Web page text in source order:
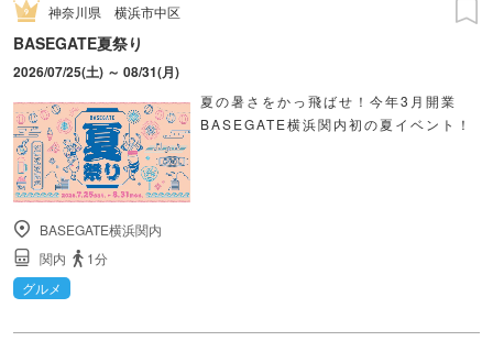
神奈川県 横浜市中区
BASEGATE夏祭り
2026/07/25(土) ～ 08/31(月)
夏の暑さをかっ飛ばせ！今年3月開業
BASEGATE横浜関内初の夏イベント！
BASEGATE横浜関内
関内
1分
グルメ